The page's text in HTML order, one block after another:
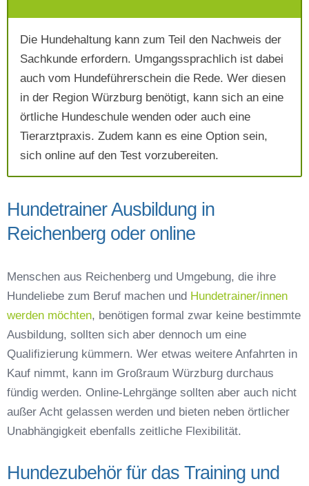
Mit Absenden der Daten akzeptiere ich die
AGB`s.
Absenden
Die Hundehaltung kann zum Teil den Nachweis der
Sachkunde erfordern. Umgangssprachlich ist dabei
auch vom Hundeführerschein die Rede. Wer diesen
in der Region Würzburg benötigt, kann sich an eine
örtliche Hundeschule wenden oder auch eine
Tierarztpraxis. Zudem kann es eine Option sein,
sich online auf den Test vorzubereiten.
Hundetrainer Ausbildung in
Reichenberg oder online
Menschen aus Reichenberg und Umgebung, die ihre
Hundeliebe zum Beruf machen und Hundetrainer/innen
werden möchten, benötigen formal zwar keine bestimmte
Ausbildung, sollten sich aber dennoch um eine
Qualifizierung kümmern. Wer etwas weitere Anfahrten in
Kauf nimmt, kann im Großraum Würzburg durchaus
fündig werden. Online-Lehrgänge sollten aber auch nicht
außer Acht gelassen werden und bieten neben örtlicher
Unabhängigkeit ebenfalls zeitliche Flexibilität.
Hundezubehör für das Training und